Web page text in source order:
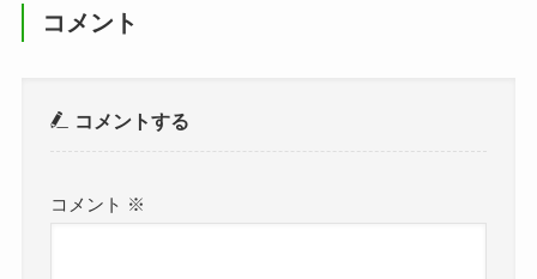
コメント
コメントする
コメント ※